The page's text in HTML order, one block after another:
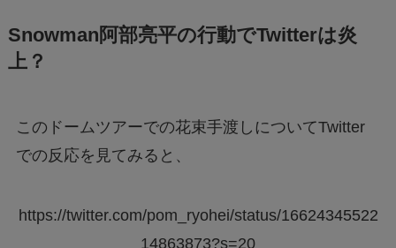
Snowman阿部亮平の行動でTwitterは炎
上？
このドームツアーでの花束手渡しについてTwitter
での反応を見てみると、
https://twitter.com/pom_ryohei/status/16624345522
14863873?s=20